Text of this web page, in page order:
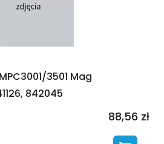
3501 Mag
842045
88,56 zł